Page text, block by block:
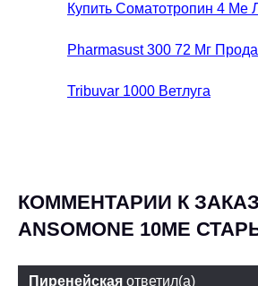
Купить Соматотропин 4 Ме
Pharmasust 300 72 Мг
Tribuvar 1000 Ветлуга
КОММЕНТАРИИ К
ANSOMONE 10ME
Пиренейская ответил(а)